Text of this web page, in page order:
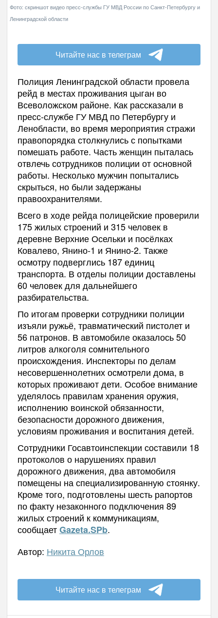
Фото: скриншот видео пресс-службы ГУ МВД России по Санкт-Петербургу и
Ленинградской области
Читайте нас в телеграм
Полиция Ленинградской области провела
рейд в местах проживания цыган во
Всеволожском районе. Как рассказали в
пресс-службе ГУ МВД по Петербургу и
Ленобласти, во время мероприятия стражи
правопорядка столкнулись с попытками
помешать работе. Часть женщин пыталась
отвлечь сотрудников полиции от основной
работы. Несколько мужчин попытались
скрыться, но были задержаны
правоохранителями.
Всего в ходе рейда полицейские проверили
175 жилых строений и 315 человек в
деревне Верхние Осельки и посёлках
Ковалево, Янино-1 и Янино-2. Также
осмотру подверглись 187 единиц
транспорта. В отделы полиции доставлены
60 человек для дальнейшего
разбирательства.
По итогам проверки сотрудники полиции
изъяли ружьё, травматический пистолет и
56 патронов. В автомобиле оказалось 50
литров алкоголя сомнительного
происхождения. Инспекторы по делам
несовершеннолетних осмотрели дома, в
которых проживают дети. Особое внимание
уделялось правилам хранения оружия,
исполнению воинской обязанности,
безопасности дорожного движения,
условиям проживания и воспитания детей.
Сотрудники Госавтоинспекции составили 18
протоколов о нарушениях правил
дорожного движения, два автомобиля
помещены на специализированную стоянку.
Кроме того, подготовлены шесть рапортов
по факту незаконного подключения 89
жилых строений к коммуникациям,
сообщаетGazeta.SPb.
Автор: Никита Орлов
Читайте нас в телеграм